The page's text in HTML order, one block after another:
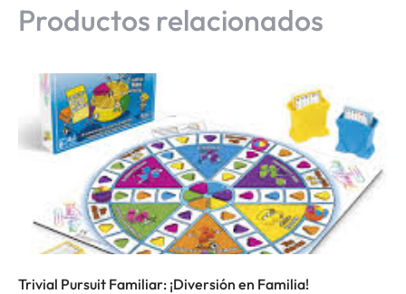
Productos relacionados
Trivial Pursuit Familiar: ¡Diversión en Familia!